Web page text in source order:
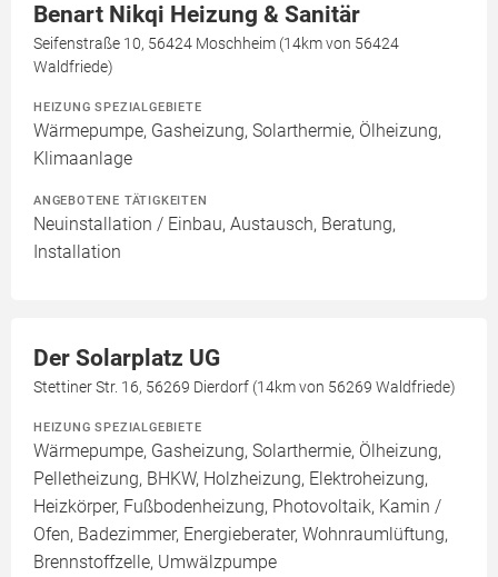
Benart Nikqi Heizung & Sanitär
Seifenstraße 10, 56424 Moschheim (14km von 56424
Waldfriede)
HEIZUNG SPEZIALGEBIETE
Wärmepumpe, Gasheizung, Solarthermie, Ölheizung,
Klimaanlage
ANGEBOTENE TÄTIGKEITEN
Neuinstallation / Einbau, Austausch, Beratung,
Installation
Der Solarplatz UG
Stettiner Str. 16, 56269 Dierdorf (14km von 56269 Waldfriede)
HEIZUNG SPEZIALGEBIETE
Wärmepumpe, Gasheizung, Solarthermie, Ölheizung,
Pelletheizung, BHKW, Holzheizung, Elektroheizung,
Heizkörper, Fußbodenheizung, Photovoltaik, Kamin /
Ofen, Badezimmer, Energieberater, Wohnraumlüftung,
Brennstoffzelle, Umwälzpumpe